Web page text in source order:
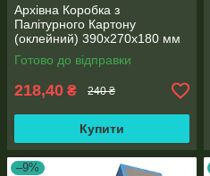
Архівна Коробка з
Палітурного Картону
(оклейний) 390х270х180 мм
Готово до відправки
218,40 ₴ 240 ₴
Купити
–9%